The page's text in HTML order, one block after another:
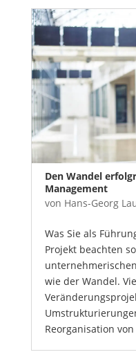
Den Wandel
Management
von Hans-Georg
Was Sie als
Projekt beachten
wie der Wandel.
Reorganisation